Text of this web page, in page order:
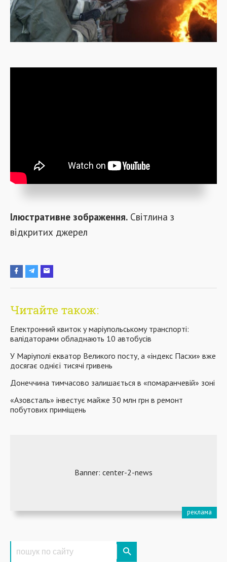
Ілюстративне зображення. Світлина з
відкритих джерел
Читайте також:
Електронний квиток у маріупольському транспорті:
валідаторами обладнають 10 автобусів
У Маріуполі екватор Великого посту, а «індекс Пасхи» вже
досягає однієї тисячі гривень
Донеччина тимчасово залишається в «помаранчевій» зоні
«Азовсталь» інвестує майже 30 млн грн в ремонт
побутових приміщень